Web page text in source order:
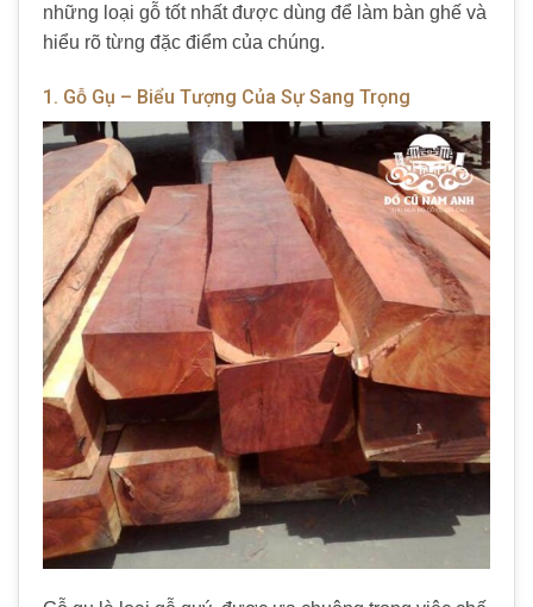
những loại gỗ tốt nhất được dùng để làm bàn ghế và
hiểu rõ từng đặc điểm của chúng.
1. Gỗ Gụ – Biểu Tượng Của Sự Sang Trọng